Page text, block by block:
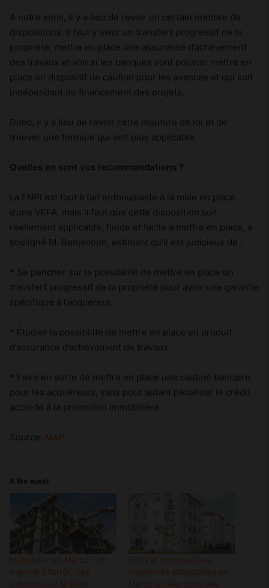
A notre sens, il y a lieu de revoir un certain nombre de
dispositions. Il faut y avoir un transfert progressif de la
propriété, mettre en place une assurance d’achèvement
des travaux et voir si les banques vont pouvoir mettre en
place un dispositif de caution pour les avances et qui soit
indépendant du financement des projets.
Donc, il y a lieu de revoir cette mouture de loi et de
trouver une formule qui soit plus applicable.
Quelles en sont vos recommandations ?
La FNPI est tout à fait enthousiaste à la mise en place
d’une VEFA, mais il faut que cette disposition soit
réellement applicable, fluide et facile à mettre en place, a
souligné M. Benjelloun, estimant qu’il est judicieux de :
* Se pencher sur la possibilité de mettre en place un
transfert progressif de la propriété pour avoir une garantie
spécifique à l’acquéreur.
* Étudier la possibilité de mettre en place un produit
d’assurance d’achèvement de travaux.
* Faire en sorte de mettre en place une caution bancaire
pour les acquéreurs, sans pour autant pénaliser le crédit
accordé à la promotion immobilière.
Source: MAP
A lire aussi:
Immobilier au Maroc : un
marché à l’arrêt, des
solutions sur la table
Défis et perspectives :
logements abordables au
Maroc et réactions des